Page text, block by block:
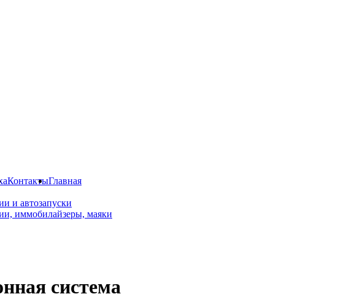
КонтактыГлавная
и автозапуски
иммобилайзеры, маяки
система